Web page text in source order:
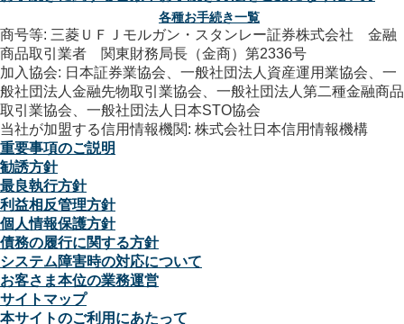
各種お手続き一覧
商号等: 三菱ＵＦＪモルガン・スタンレー証券株式会社 金融
商品取引業者 関東財務局長（金商）第2336号
加入協会: 日本証券業協会、一般社団法人資産運用業協会、一
般社団法人金融先物取引業協会、一般社団法人第二種金融商品
取引業協会、一般社団法人日本STO協会
当社が加盟する信用情報機関: 株式会社日本信用情報機構
重要事項のご説明
勧誘方針
最良執行方針
利益相反管理方針
個人情報保護方針
債務の履行に関する方針
システム障害時の対応について
お客さま本位の業務運営
サイトマップ
本サイトのご利用にあたって